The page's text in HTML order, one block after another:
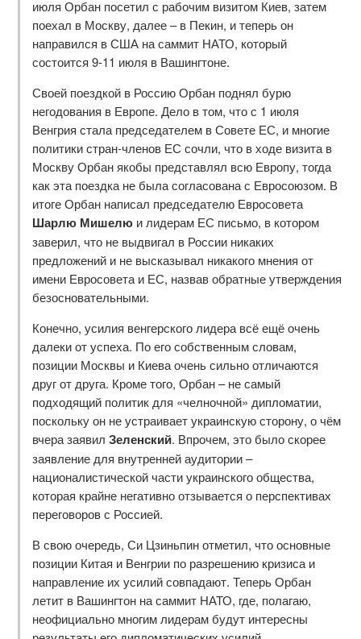
июля Орбан посетил с рабочим визитом Киев, затем
поехал в Москву, далее – в Пекин, и теперь он
направился в США на саммит НАТО, который
состоится 9-11 июля в Вашингтоне.
Своей поездкой в Россию Орбан поднял бурю
негодования в Европе. Дело в том, что с 1 июля
Венгрия стала председателем в Совете ЕС, и многие
политики стран-членов ЕС сочли, что в ходе визита в
Москву Орбан якобы представлял всю Европу, тогда
как эта поездка не была согласована с Евросоюзом. В
итоге Орбан написал председателю Евросовета
Шарлю Мишелюи лидерам ЕС письмо, в котором
заверил, что не выдвигал в России никаких
предложений и не высказывал никакого мнения от
имени Евросовета и ЕС, назвав обратные утверждения
безосновательными.
Конечно, усилия венгерского лидера всё ещё очень
далеки от успеха. По его собственным словам,
позиции Москвы и Киева очень сильно отличаются
друг от друга. Кроме того, Орбан – не самый
подходящий политик для «челночной» дипломатии,
поскольку он не устраивает украинскую сторону, о чём
вчера заявил Зеленский. Впрочем, это было скорее
заявление для внутренней аудитории –
националистической части украинского общества,
которая крайне негативно отзывается о перспективах
переговоров с Россией.
В свою очередь, Си Цзиньпин отметил, что основные
позиции Китая и Венгрии по разрешению кризиса и
направление их усилий совпадают. Теперь Орбан
летит в Вашингтон на саммит НАТО, где, полагаю,
неофициально многим лидерам будут интересны